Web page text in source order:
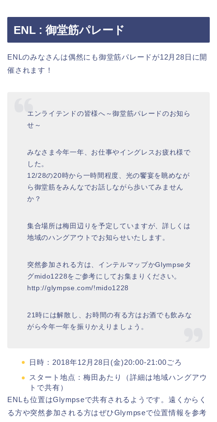
ENL : 御堂筋パレード
ENLのみなさんは偶然にも御堂筋パレードが12月28日に開
催されます！
エンライテンドの皆様へ～御堂筋パレードのお知ら
せ～
みなさま今年一年、お仕事やイングレスお疲れ様で
した。
12/28の20時から一時間程度、光の饗宴を眺めなが
ら御堂筋をみんなでお話しながら歩いてみません
か？
集合場所は梅田辺りを予定していますが、詳しくは
地域のハングアウトでお知らせいたします。
突然参加される方は、インテルマップかGlympseタ
グmido1228をご参考にしてお集まりください。
http://glympse.com/!mido1228
21時には解散し、お時間の有る方はお酒でも飲みな
がら今年一年を振りかえりましょう。
日時：2018年12月28日(金)20:00-21:00ごろ
スタート地点：梅田あたり（詳細は地域ハングアウ
トで共有）
ENLも位置はGlympseで共有されるようです。遠くからく
る方や突然参加される方はぜひGlympseで位置情報を参考